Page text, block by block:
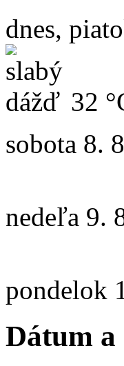
dnes,
32
sobota 8.
nedeľa 9.
pondelok
Dátum a